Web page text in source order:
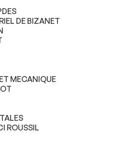
DE BIZANET
MECANIQUE
ROUSSIL